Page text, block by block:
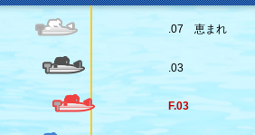
.07 恵まれ
.03
F.03